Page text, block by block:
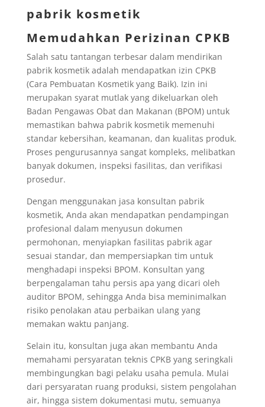
pabrik kosmetik
Memudahkan Perizinan CPKB
Salah satu tantangan terbesar dalam mendirikan
pabrik kosmetik adalah mendapatkan izin CPKB
(Cara Pembuatan Kosmetik yang Baik). Izin ini
merupakan syarat mutlak yang dikeluarkan oleh
Badan Pengawas Obat dan Makanan (BPOM) untuk
memastikan bahwa pabrik kosmetik memenuhi
standar kebersihan, keamanan, dan kualitas produk.
Proses pengurusannya sangat kompleks, melibatkan
banyak dokumen, inspeksi fasilitas, dan verifikasi
prosedur.
Dengan menggunakan jasa konsultan pabrik
kosmetik, Anda akan mendapatkan pendampingan
profesional dalam menyusun dokumen
permohonan, menyiapkan fasilitas pabrik agar
sesuai standar, dan mempersiapkan tim untuk
menghadapi inspeksi BPOM. Konsultan yang
berpengalaman tahu persis apa yang dicari oleh
auditor BPOM, sehingga Anda bisa meminimalkan
risiko penolakan atau perbaikan ulang yang
memakan waktu panjang.
Selain itu, konsultan juga akan membantu Anda
memahami persyaratan teknis CPKB yang seringkali
membingungkan bagi pelaku usaha pemula. Mulai
dari persyaratan ruang produksi, sistem pengolahan
air, hingga sistem dokumentasi mutu, semuanya